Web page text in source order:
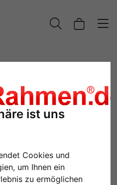
ist uns
Cookies und
um Ihnen ein
zu ermöglichen